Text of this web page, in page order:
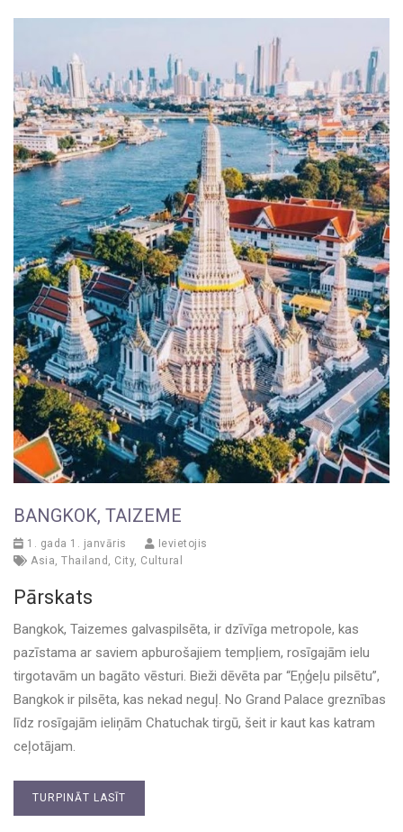
BANGKOK, TAIZEME
1. gada 1. janvāris
Ievietojis
Asia Thailand City, Cultural
Pārskats
Bangkok, Taizemes galvaspilsēta, ir dzīvīga metropole, kas
pazīstama ar saviem apburošajiem tempļiem, rosīgajām ielu
tirgotavām un bagāto vēsturi. Bieži dēvēta par “Eņģeļu pilsētu”,
Bangkok ir pilsēta, kas nekad neguļ. No Grand Palace greznības
līdz rosīgajām ieliņām Chatuchak tirgū, šeit ir kaut kas katram
ceļotājam.
TURPINĀT LASĪT